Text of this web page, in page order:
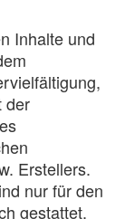
Inhalte und
der
Erstellers.
nur für den
gestattet.